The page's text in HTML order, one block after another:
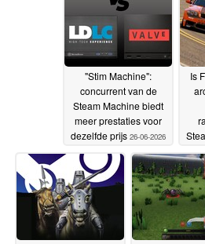
"Stim Machine":
concurrent van de
Steam Machine biedt
meer prestaties voor
dezelfde prijs 26-06-2026
Is